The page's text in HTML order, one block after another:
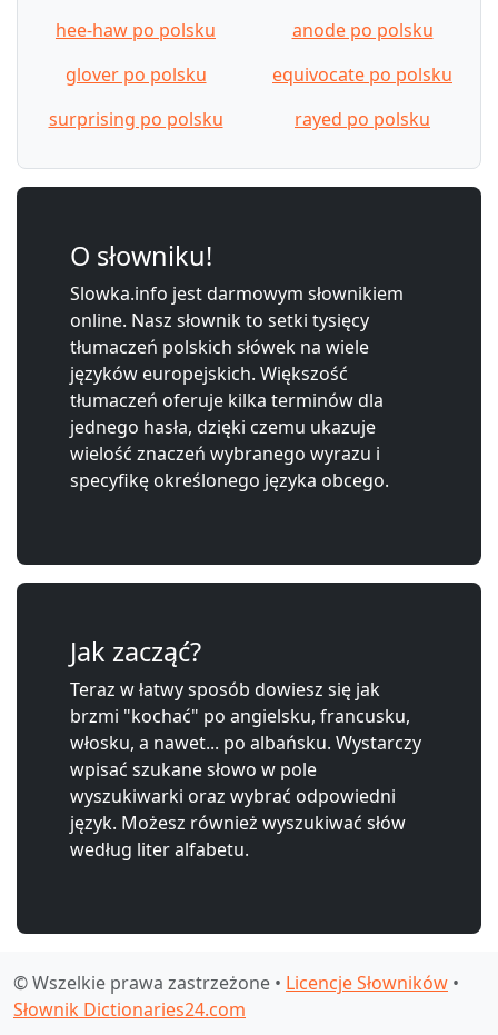
hee-haw po polsku
anode po polsku
glover po polsku
equivocate po polsku
surprising po polsku
rayed po polsku
O słowniku!
Slowka.info jest darmowym słownikiem
online. Nasz słownik to setki tysięcy
tłumaczeń polskich słówek na wiele
języków europejskich. Większość
tłumaczeń oferuje kilka terminów dla
jednego hasła, dzięki czemu ukazuje
wielość znaczeń wybranego wyrazu i
specyfikę określonego języka obcego.
Jak zacząć?
Teraz w łatwy sposób dowiesz się jak
brzmi "kochać" po angielsku, francusku,
włosku, a nawet... po albańsku. Wystarczy
wpisać szukane słowo w pole
wyszukiwarki oraz wybrać odpowiedni
język. Możesz również wyszukiwać słów
według liter alfabetu.
© Wszelkie prawa zastrzeżone • Licencje Słowników •
Słownik Dictionaries24.com